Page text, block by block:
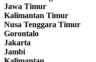
Jawa Timur
Kalimantan Timur
Nusa Tenggara Timur
Gorontalo
Jakarta
Jambi